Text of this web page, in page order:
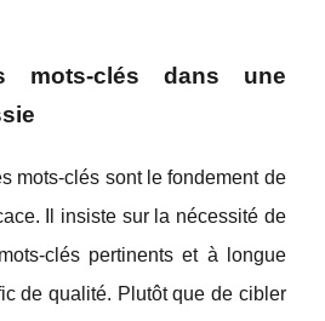
mots-clés dans une
mots-clés sont le fondement de
Il insiste sur la nécessité de
clés pertinents et à longue
de qualité. Plutôt que de cibler